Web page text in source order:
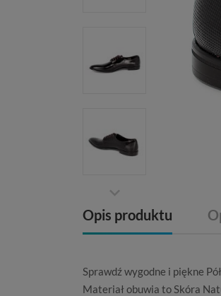
Opis produktu
Sprawdź wygodne i piękne
Materiał obuwia toSkóra